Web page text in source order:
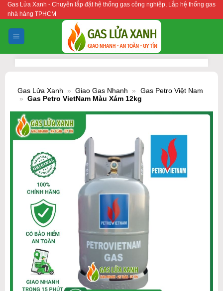
Bỏ
qua
nội
dung
Gas Lửa Xanh - Chuyên lắp đặt hệ thống gas công nghiệp, Lắp hệ thống gas
nhà hàng TPHCM
Gas Lửa Xanh » Giao Gas Nhanh »
Gas Petro Việt Nam
» Gas Petro VietNam Màu Xám 12kg